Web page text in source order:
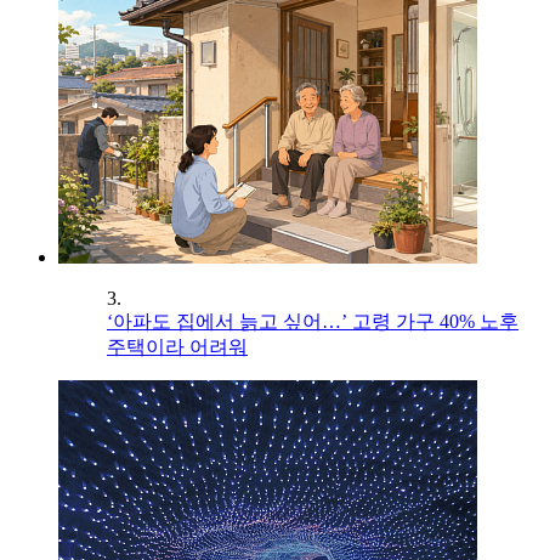
3.
‘아파도 집에서 늙고 싶어…’ 고령 가구 40% 노후
주택이라 어려워